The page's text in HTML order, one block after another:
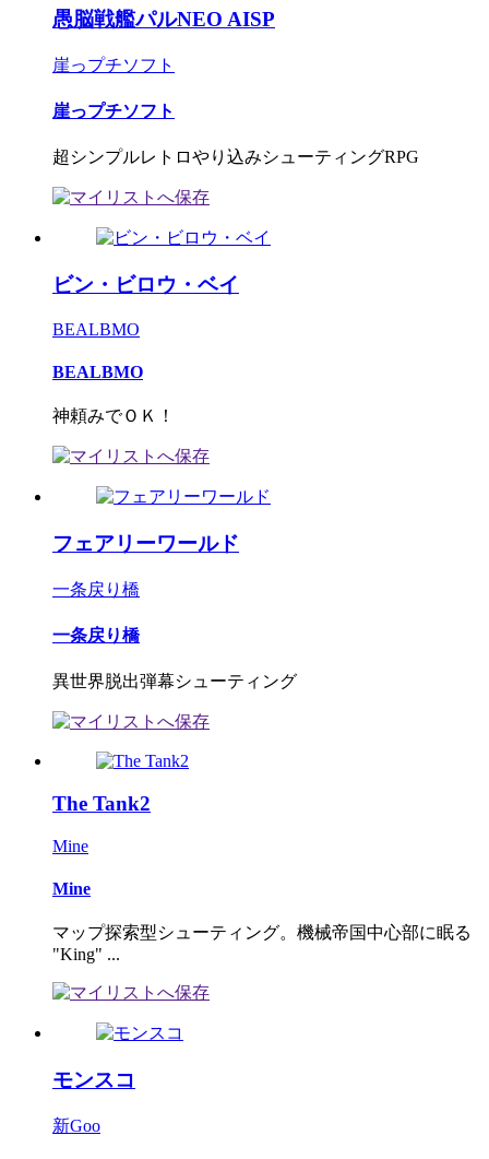
愚脳戦艦パルNEO AISP
崖っプチソフト
崖っプチソフト
超シンプルレトロやり込みシューティングRPG
ビン・ビロウ・ベイ
BEALBMO
BEALBMO
神頼みでＯＫ！
フェアリーワールド
一条戻り橋
一条戻り橋
異世界脱出弾幕シューティング
The Tank2
Mine
Mine
マップ探索型シューティング。機械帝国中心部に眠る
"King" ...
モンスコ
新Goo